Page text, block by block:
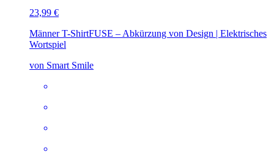
23,99 €
Männer T-ShirtFUSE – Abkürzung von Design | Elektrisches
Wortspiel
von Smart Smile